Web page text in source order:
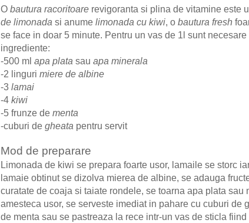
O bautura racoritoare revigoranta si plina de vitamine este
de limonada si anume limonada cu kiwi, o bautura fresh
se face in doar 5 minute. Pentru un vas de 1l sunt
ingrediente:
-500 ml apa plata sau apa minerala
-2 linguri miere de albine
-3 lamai
-4 kiwi
-5 frunze de menta
-cuburi de gheata pentru servit
Mod de preparare
Limonada de kiwi se prepara foarte usor, lamaile se storc
lamaie obtinut se dizolva mierea de albine, se adauga
curatate de coaja si taiate rondele, se toarna apa plata sau
amesteca usor, se serveste imediat in pahare cu cuburi de
de menta sau se pastreaza la rece intr-un vas de sticla